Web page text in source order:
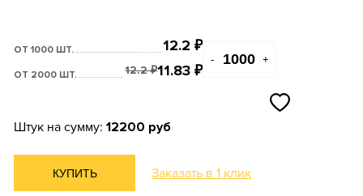
ОТ 1000 ШТ. 12.2₽
ОТ 2000 ШТ. 12.2₽11.83₽
Штук на сумму: 12200 руб
КУПИТЬ Заказать в 1 клик
- +